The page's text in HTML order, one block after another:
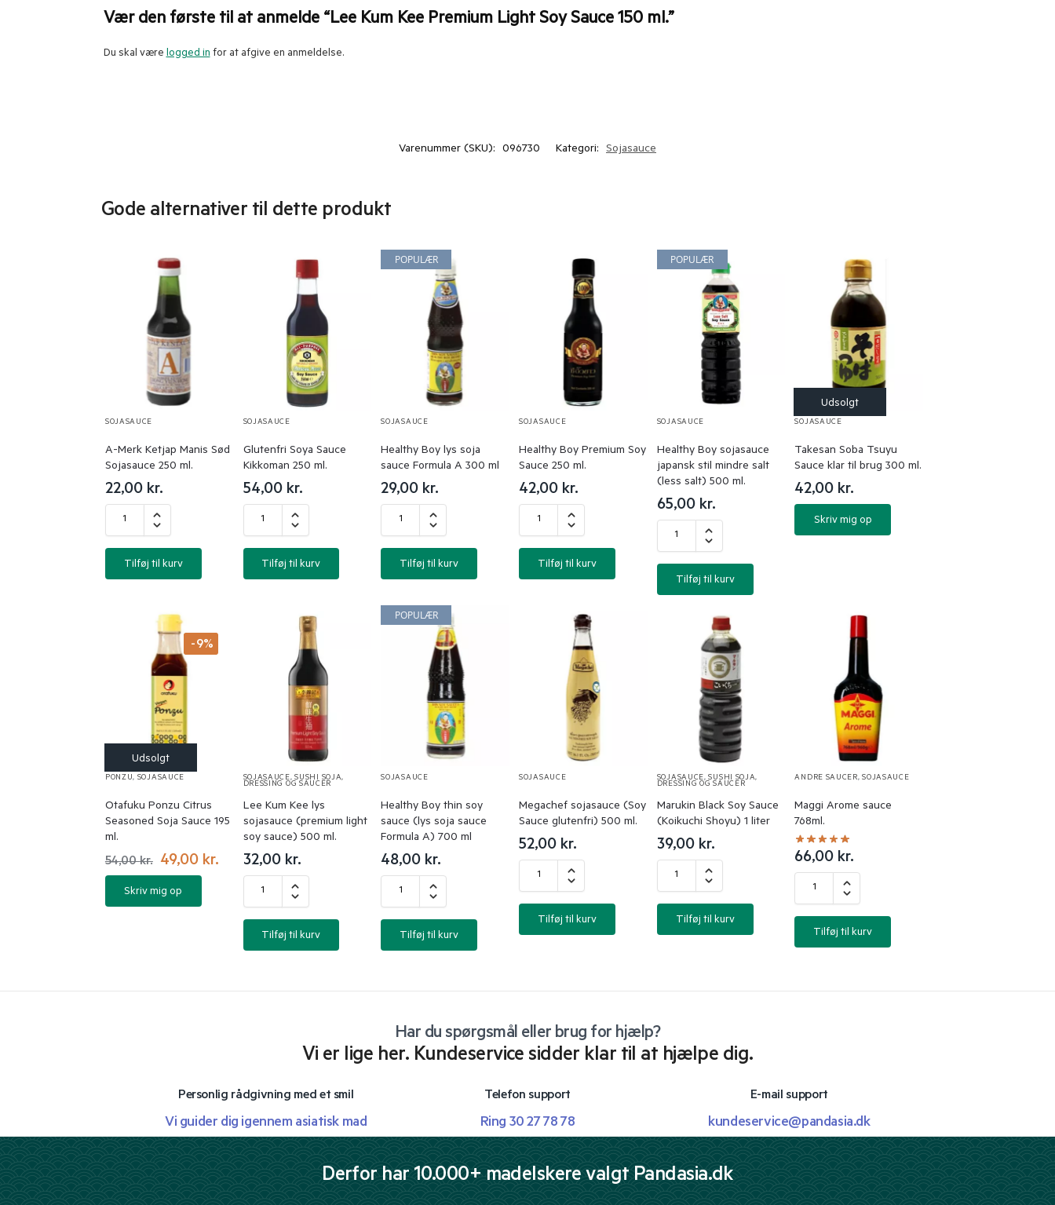
Vær den første til at anmelde “Lee Kum Kee Premium Light Soy Sauce 150 ml.”
Du skal være logged in for at afgive en anmeldelse.
Varenummer (SKU): 096730 Kategori: Sojasauce
Gode alternativer til dette produkt
SOJASAUCE
A-Merk Ketjap Manis Sød
Sojasauce 250 ml.
22,00 kr.
Tilføj til kurv
SOJASAUCE
Glutenfri Soya Sauce
Kikkoman 250 ml.
54,00 kr.
Tilføj til kurv
POPULÆR
SOJASAUCE
Healthy Boy lys soja
sauce Formula A 300 ml
29,00 kr.
Tilføj til kurv
SOJASAUCE
Healthy Boy Premium Soy
Sauce 250 ml.
42,00 kr.
Tilføj til kurv
POPULÆR
SOJASAUCE
Healthy Boy sojasauce
japansk stil mindre salt
(less salt) 500 ml.
65,00 kr.
Tilføj til kurv
SOJASAUCE
Takesan Soba Tsuyu
Sauce klar til brug 300 ml.
42,00 kr.
Skriv mig op
-9%
PONZU, SOJASAUCE
Otafuku Ponzu Citrus
Seasoned Soja Sauce 195
ml.
54,00kr. 49,00 kr.
Skriv mig op
SOJASAUCE,SUSHI SOJA,
DRESSING OG SAUCER
Lee Kum Kee lys
sojasauce (premium light
soy sauce) 500 ml.
32,00 kr.
Tilføj til kurv
POPULÆR
SOJASAUCE
Healthy Boy thin soy
sauce (lys soja sauce
Formula A) 700 ml
48,00 kr.
Tilføj til kurv
SOJASAUCE
Megachef sojasauce (Soy
Sauce glutenfri) 500 ml.
52,00 kr.
Tilføj til kurv
SOJASAUCE,SUSHI SOJA,
DRESSING OG SAUCER
Marukin Black Soy Sauce
(Koikuchi Shoyu) 1 liter
39,00 kr.
Tilføj til kurv
ANDRE SAUCER,SOJASAUCE
Maggi Arome sauce
768ml.
66,00 kr.
Tilføj til kurv
Har du spørgsmål eller brug for hjælp?
Vi er lige her. Kundeservice sidder klar til at hjælpe dig.
Personlig rådgivning med et smil
Vi guider dig igennem asiatisk mad
Telefon support
Ring 30 27 78 78
E-mail support
kundeservice@pandasia.dk
Derfor har 10.000+ madelskere valgt Pandasia.dk